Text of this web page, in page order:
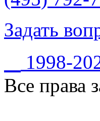
Задать
1998-
Все права